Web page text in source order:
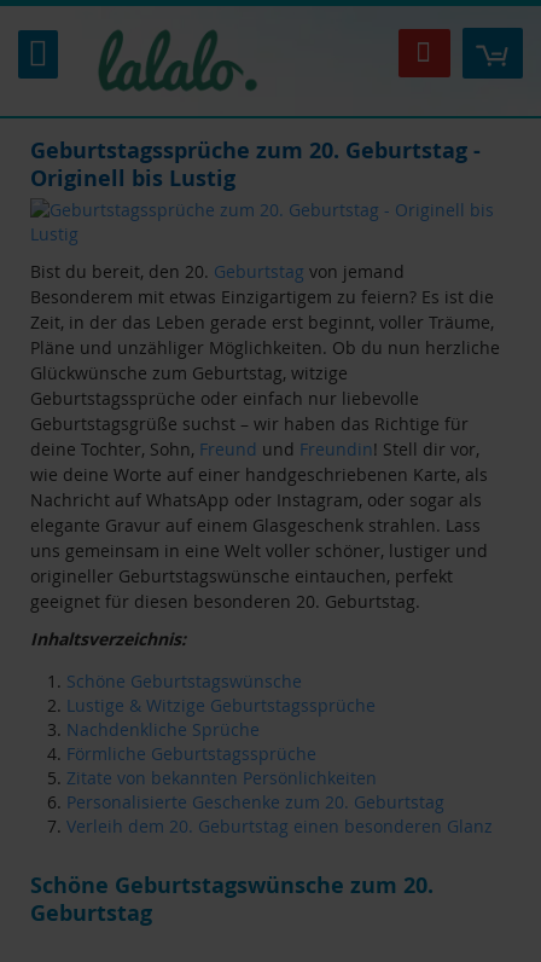
Inhalt
springen
Suche
Geburtstagssprüche zum 20. Geburtstag -
Originell bis Lustig
Bist du bereit, den 20. Geburtstag von jemand
Besonderem mit etwas Einzigartigem zu feiern? Es ist die
Zeit, in der das Leben gerade erst beginnt, voller Träume,
Pläne und unzähliger Möglichkeiten. Ob du nun herzliche
Glückwünsche zum Geburtstag, witzige
Geburtstagssprüche oder einfach nur liebevolle
Geburtstagsgrüße suchst – wir haben das Richtige für
deine Tochter, Sohn, Freund und Freundin! Stell dir vor,
wie deine Worte auf einer handgeschriebenen Karte, als
Nachricht auf WhatsApp oder Instagram, oder sogar als
elegante Gravur auf einem Glasgeschenk strahlen. Lass
uns gemeinsam in eine Welt voller schöner, lustiger und
origineller Geburtstagswünsche eintauchen, perfekt
geeignet für diesen besonderen 20. Geburtstag.
Inhaltsverzeichnis:
Schöne Geburtstagswünsche
Lustige & Witzige Geburtstagssprüche
Nachdenkliche Sprüche
Förmliche Geburtstagssprüche
Zitate von bekannten Persönlichkeiten
Personalisierte Geschenke zum 20. Geburtstag
Verleih dem 20. Geburtstag einen besonderen Glanz
Schöne Geburtstagswünsche zum 20.
Geburtstag